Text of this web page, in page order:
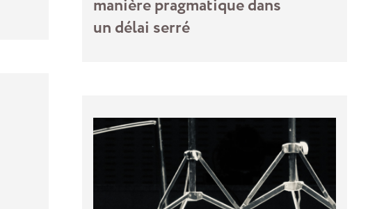
manière pragmatique dans
un délai serré